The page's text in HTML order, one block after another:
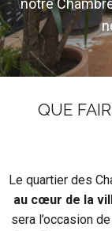
notre
QUE
Le quartier des
au cœur de la
sera l’occasion